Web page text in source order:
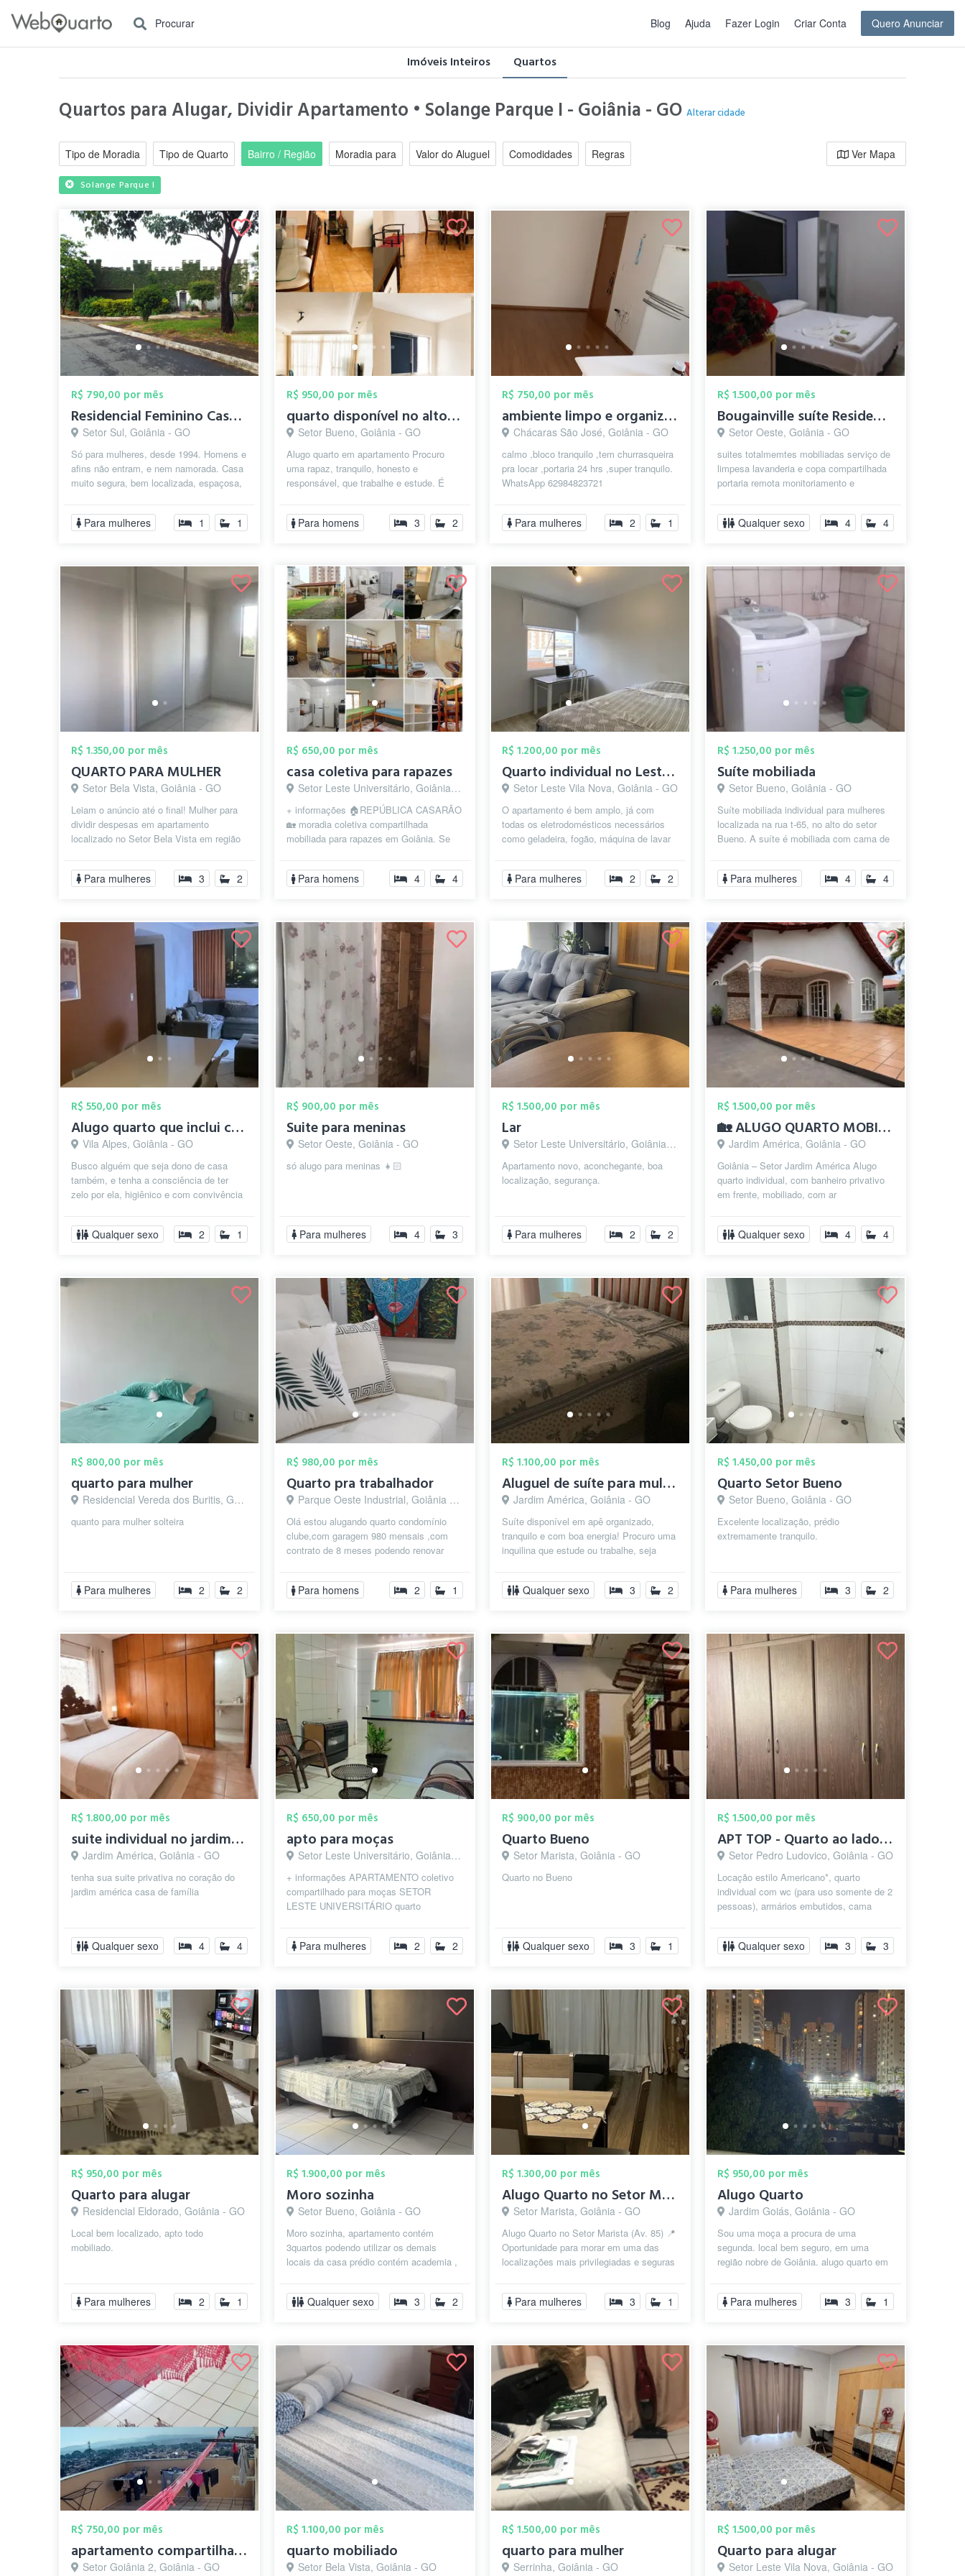
Procurar Blog Ajuda Fazer Login Criar Conta Quero Anunciar
Imóveis Inteiros Quartos
Quartos para Alugar, Dividir Apartamento • Solange Parque I - Goiânia - GOAlterar cidade
Tipo de Moradia Tipo de Quarto Bairro / Região Moradia para Valor do Aluguel Comodidades Regras Ver Mapa
Solange Parque I
R$ 790,00 por mês
Residencial Feminino Castelinho
Setor Sul, Goiânia - GO
Só para mulheres, desde 1994. Homens e
afins não entram, e nem namorada. Casa
muito segura, bem localizada, espaçosa,
Para mulheres 1 1
R$ 950,00 por mês
quarto disponível no alto do st Bueno 62...
Setor Bueno, Goiânia - GO
Alugo quarto em apartamento Procuro
uma rapaz, tranquilo, honesto e
responsável, que trabalhe e estude. É
— não...
Para homens 3 2
R$ 750,00 por mês
ambiente limpo e organizado
Chácaras São José, Goiânia - GO
calmo ,bloco tranquilo ,tem churrasqueira
pra locar ,portaria 24 hrs ,super tranquilo.
WhatsApp 62984823721
Para mulheres 2 1
R$ 1.500,00 por mês
Bougainville suíte Residence
Setor Oeste, Goiânia - GO
suites totalmemtes mobiliadas serviço de
limpesa lavanderia e copa compartilhada
portaria remota monitoriamento e
Qualquer sexo 4 4
R$ 1.350,00 por mês
QUARTO PARA MULHER
Setor Bela Vista, Goiânia - GO
Leiam o anúncio até o final! Mulher para
dividir despesas em apartamento
localizado no Setor Bela Vista em região
Para mulheres 3 2
R$ 650,00 por mês
casa coletiva para rapazes
Setor Leste Universitário, Goiânia - GO
+ informações 🏠REPÚBLICA CASARÃO
🏡 moradia coletiva compartilhada
mobiliada para rapazes em Goiânia. Se
Para homens 4 4
R$ 1.200,00 por mês
Quarto individual no Leste Vila Nova
Setor Leste Vila Nova, Goiânia - GO
O apartamento é bem amplo, já com
todas os eletrodomésticos necessários
como geladeira, fogão, máquina de lavar
Para mulheres 2 2
R$ 1.250,00 por mês
Suíte mobiliada
Setor Bueno, Goiânia - GO
Suíte mobiliada individual para mulheres
localizada na rua t-65, no alto do setor
Bueno. A suíte é mobiliada com cama de
Para mulheres 4 4
R$ 550,00 por mês
Alugo quarto que inclui casa mobiliada (...
Vila Alpes, Goiânia - GO
Busco alguém que seja dono de casa
também, e tenha a consciência de ter
zelo por ela, higiênico e com convivência
Qualquer sexo 2 1
R$ 900,00 por mês
Suite para meninas
Setor Oeste, Goiânia - GO
só alugo para meninas 👧🏻
Para mulheres 4 3
R$ 1.500,00 por mês
Lar
Setor Leste Universitário, Goiânia - GO
Apartamento novo, aconchegante, boa
localização, segurança.
Para mulheres 2 2
R$ 1.500,00 por mês
🏡 ALUGO QUARTO MOBILIADO – LOCAÇÃO MEN...
Jardim América, Goiânia - GO
Goiânia – Setor Jardim América Alugo
quarto individual, com banheiro privativo
em frente, mobiliado, com ar
escriva...
Qualquer sexo 4 4
R$ 800,00 por mês
quarto para mulher
Residencial Vereda dos Buritis, Goiânia - GO
quanto para mulher solteira
Para mulheres 2 2
R$ 980,00 por mês
Quarto pra trabalhador
Parque Oeste Industrial, Goiânia - GO
Olá estou alugando quarto condomínio
clube,com garagem 980 mensais ,com
contrato de 8 meses podendo renovar
apa...
Para homens 2 1
R$ 1.100,00 por mês
Aluguel de suíte para mulher
Jardim América, Goiânia - GO
Suíte disponível em apê organizado,
tranquilo e com boa energia! Procuro uma
inquilina que estude ou trabalhe, seja
Qualquer sexo 3 2
R$ 1.450,00 por mês
Quarto Setor Bueno
Setor Bueno, Goiânia - GO
Excelente localização, prédio
extremamente tranquilo.
Para mulheres 3 2
R$ 1.800,00 por mês
suite individual no jardim america
Jardim América, Goiânia - GO
tenha sua suite privativa no coração do
jardim américa casa de família
Qualquer sexo 4 4
R$ 650,00 por mês
apto para moças
Setor Leste Universitário, Goiânia - GO
+ informações APARTAMENTO coletivo
compartilhado para moças SETOR
LESTE UNIVERSITÁRIO quarto
R$650 Despesas ...
Para mulheres 2 2
R$ 900,00 por mês
Quarto Bueno
Setor Marista, Goiânia - GO
Quarto no Bueno
Qualquer sexo 3 1
R$ 1.500,00 por mês
APT TOP - Quarto ao lado do Hospital HU...
Setor Pedro Ludovico, Goiânia - GO
Locação estilo Americano*, quarto
individual com wc (para uso somente de 2
pessoas), armários embutidos, cama
p...
Qualquer sexo 3 3
R$ 950,00 por mês
Quarto para alugar
Residencial Eldorado, Goiânia - GO
Local bem localizado, apto todo
mobiliado.
Para mulheres 2 1
R$ 1.900,00 por mês
Moro sozinha
Setor Bueno, Goiânia - GO
Moro sozinha, apartamento contém
3quartos podendo utilizar os demais
locais da casa prédio contém academia ,
Qualquer sexo 3 2
R$ 1.300,00 por mês
Alugo Quarto no Setor Marista (Av. 85)
Setor Marista, Goiânia - GO
Alugo Quarto no Setor Marista (Av. 85) 📍 ​
Oportunidade para morar em uma das
localizações mais privilegiadas e seguras
Para mulheres 3 1
R$ 950,00 por mês
Alugo Quarto
Jardim Goiás, Goiânia - GO
Sou uma moça a procura de uma
segunda. local bem seguro, em uma
região nobre de Goiânia. alugo quarto em
mulheres... ...
Para mulheres 3 1
R$ 750,00 por mês
apartamento compartilhado para mulheres
Setor Goiânia 2, Goiânia - GO
R$ 1.100,00 por mês
quarto mobiliado
Setor Bela Vista, Goiânia - GO
R$ 1.500,00 por mês
quarto para mulher
Serrinha, Goiânia - GO
R$ 1.500,00 por mês
Quarto para alugar
Setor Leste Vila Nova, Goiânia - GO